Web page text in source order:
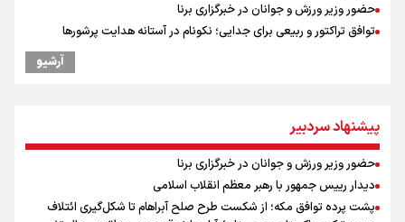
حضور وزیر ورزش و جوانان در خبرگزاری برنا
توافق تراکتور و ربیعی برای جدایی؛ نکونام در آستانه هدایت پرشورها
کریمی در خصوص شایعات عدم اجازه مربیگری نکونام: هر کسی گفته نظر
مجرد در کشور داریم
از چتر هسته‌ای پاکستان تا نفوذ ترکیه/ توافق مکه چگونه کمربند امنیتی
عربستان را تقویت می‌کند؟
پاسخ منفی مجیدی، نکونام را سرمربی کرد؛ ماجرای عجیب نیمکت تراکتور
آرشیو
پیشنهاد سردبیر
حضور وزیر ورزش و جوانان در خبرگزاری برنا
دیدار رییس جمهور با رهبر معظم انقلاب اسلامی
پشت پرده توافق مکه؛ از شکست طرح صلح آبراهام تا شکل‌گیری ائتلاف